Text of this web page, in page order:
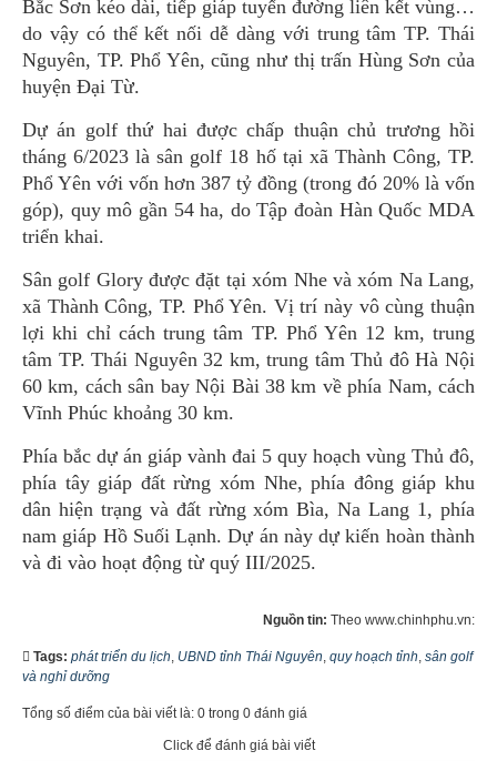
Bắc Sơn kéo dài, tiếp giáp tuyến đường liên kết vùng…
do vậy có thể kết nối dễ dàng với trung tâm TP. Thái
Nguyên, TP. Phổ Yên, cũng như thị trấn Hùng Sơn của
huyện Đại Từ.
Dự án golf thứ hai được chấp thuận chủ trương hồi
tháng 6/2023 là sân golf 18 hố tại xã Thành Công, TP.
Phổ Yên với vốn hơn 387 tỷ đồng (trong đó 20% là vốn
góp), quy mô gần 54 ha, do Tập đoàn Hàn Quốc MDA
triển khai.
Sân golf Glory được đặt tại xóm Nhe và xóm Na Lang,
xã Thành Công, TP. Phổ Yên. Vị trí này vô cùng thuận
lợi khi chỉ cách trung tâm TP. Phổ Yên 12 km, trung
tâm TP. Thái Nguyên 32 km, trung tâm Thủ đô Hà Nội
60 km, cách sân bay Nội Bài 38 km về phía Nam, cách
Vĩnh Phúc khoảng 30 km.
Phía bắc dự án giáp vành đai 5 quy hoạch vùng Thủ đô,
phía tây giáp đất rừng xóm Nhe, phía đông giáp khu
dân hiện trạng và đất rừng xóm Bìa, Na Lang 1, phía
nam giáp Hồ Suối Lạnh. Dự án này dự kiến hoàn thành
và đi vào hoạt động từ quý III/2025.
Nguồn tin: Theo www.chinhphu.vn:
Tags: phát triển du lịch UBND tỉnh Thái Nguyên quy hoạch tỉnh sân golf
và nghỉ dưỡng
Tổng số điểm của bài viết là: 0 trong 0 đánh giá
Click để đánh giá bài viết